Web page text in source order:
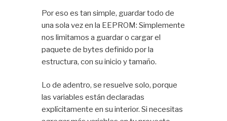
Por eso es tan simple, guardar todo de
una sola vez en la EEPROM: Simplemente
nos limitamos a guardar o cargar el
paquete de bytes definido por la
estructura, con su inicio y tamaño.
Lo de adentro, se resuelve solo, porque
las variables están declaradas
explícitamente en su interior. Si necesitas